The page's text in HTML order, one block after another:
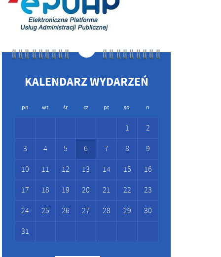
KALENDARZ WYDARZEŃ
pn wt śr cz pt so n
1 2
3 4 5 6 7 8 9
10 11 12 13 14 15 16
17 18 19 20 21 22 23
24 25 26 27 28 29 30
31